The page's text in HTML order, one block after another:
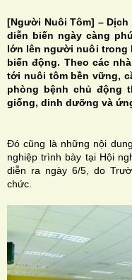
[Người Nuôi Tôm] – Dịch
diễn biến ngày càng
lớn lên người nuôi trong
biến động. Theo các
tới nuôi tôm bền vững,
phòng bệnh chủ động
giống, dinh dưỡng và
Đó cũng là những nội
nghiệp trình bày tại Hội
diễn ra ngày 6/5, do
chức.